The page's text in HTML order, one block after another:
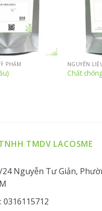
PHẨM NGUYÊN
Chất
TMDV LACOSME
Nguyễn Tư Giản,